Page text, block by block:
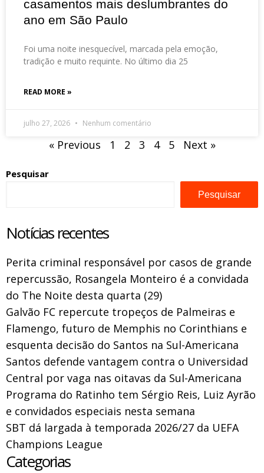
casamentos mais deslumbrantes do
ano em São Paulo
Foi uma noite inesquecível, marcada pela emoção,
tradição e muito requinte. No último dia 25
READ MORE »
julho 27, 2026 Nenhum comentário
« Previous 1 2 3 4 5 Next »
Pesquisar
Pesquisar
Notícias recentes
Perita criminal responsável por casos de grande
repercussão, Rosangela Monteiro é a convidada
do The Noite desta quarta (29)
Galvão FC repercute tropeços de Palmeiras e
Flamengo, futuro de Memphis no Corinthians e
esquenta decisão do Santos na Sul-Americana
Santos defende vantagem contra o Universidad
Central por vaga nas oitavas da Sul-Americana
Programa do Ratinho tem Sérgio Reis, Luiz Ayrão
e convidados especiais nesta semana
SBT dá largada à temporada 2026/27 da UEFA
Champions League
Categorias